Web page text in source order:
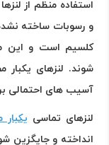
استفاده منظم از
و رسوبات ساخته
کلسیم است و این
شوند. لنزهای یکبار
آسیب های احتمالی
لنزهای تماسییکبار
انداخته و جایگزین